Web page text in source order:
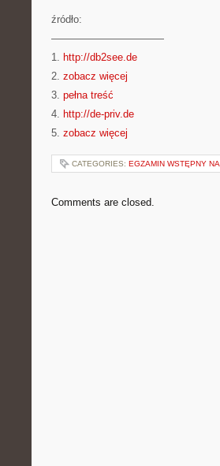
źródło:
———————————
1. http://db2see.de
2. zobacz więcej
3. pełna treść
4. http://de-priv.de
5. zobacz więcej
CATEGORIES: EGZAMIN WSTĘPNY
Comments are closed.